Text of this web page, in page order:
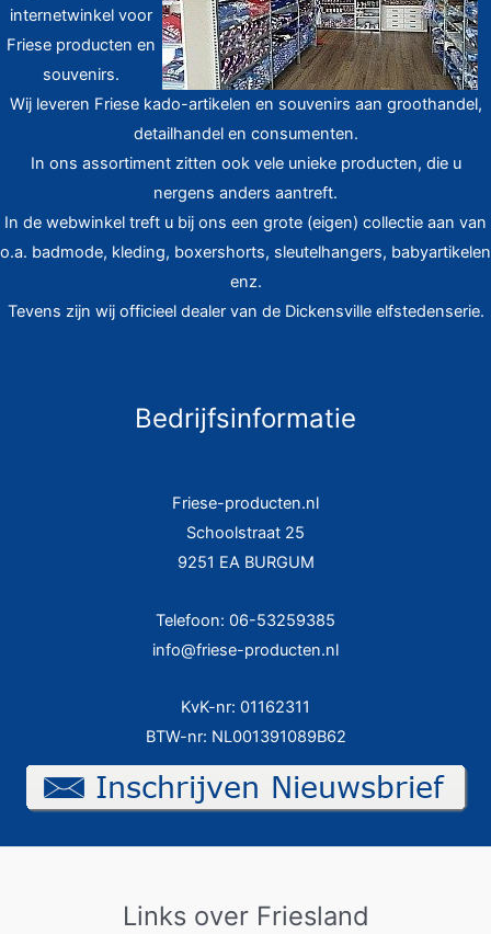
internetwinkel voor
Friese producten en
souvenirs.
Wij leveren Friese kado-artikelen en souvenirs aan groothandel,
detailhandel en consumenten.
In ons assortiment zitten ook vele unieke producten, die u
nergens anders aantreft.
In de webwinkel treft u bij ons een grote (eigen) collectie aan van
o.a. badmode, kleding, boxershorts, sleutelhangers, babyartikelen
enz.
Tevens zijn wij officieel dealer van de Dickensville elfstedenserie.
Bedrijfsinformatie
Friese-producten.nl
Schoolstraat 25
9251 EA BURGUM
Telefoon: 06-53259385
info@friese-producten.nl
KvK-nr: 01162311
BTW-nr: NL001391089B62
Links over Friesland